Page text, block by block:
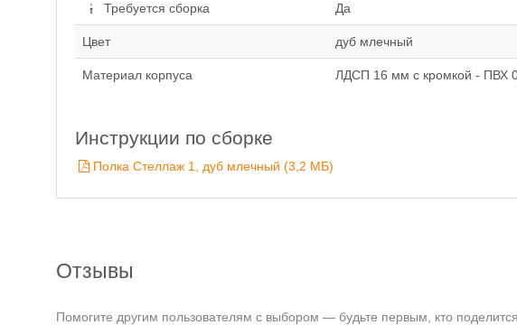
Требуется сборка Да
Цвет дуб млечный
Материал корпуса ЛДСП 16 мм с кромкой - ПВХ
Инструкции по сборке
Полка Стеллаж 1, дуб млечный (3,2 MБ)
Отзывы
Помогите другим пользователям с выбором — будьте первым, кто